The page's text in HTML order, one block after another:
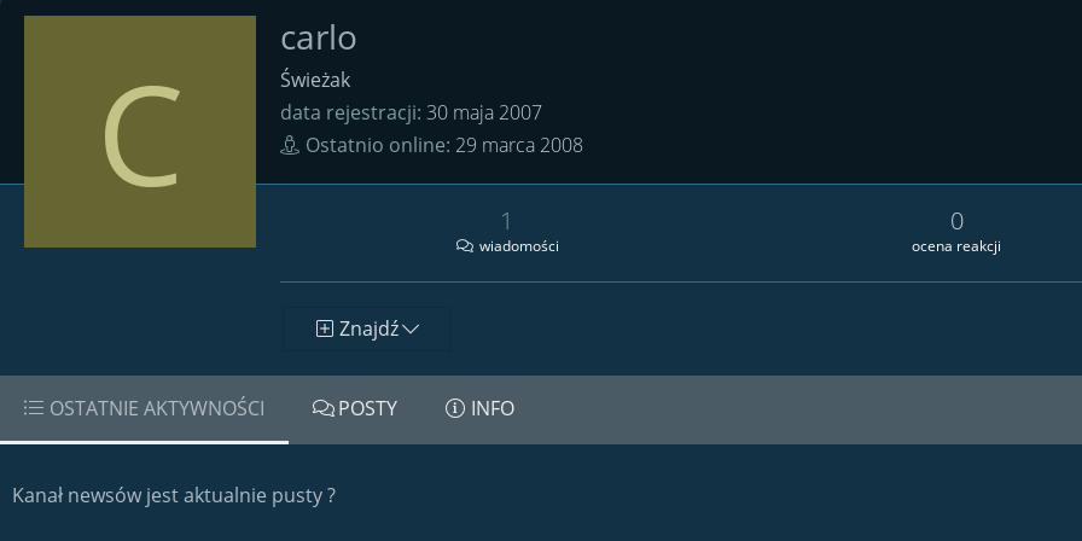
C
carlo
Świeżak
data rejestracji 30 maja 2007
Ostatnio online 29 marca 2008
wiadomości
1
ocena reakcji
0
Znajdź
OSTATNIE AKTYWNOŚCI POSTY INFO
Kanał newsów jest aktualnie pusty ?